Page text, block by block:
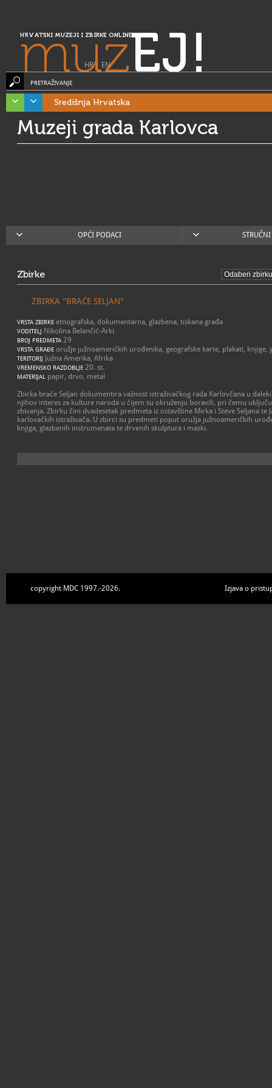
HRVATSKI MUZEJI I ZBIRKE ONLINE
muzEJ!
HR| EN
PRETRAŽIVANJE
Središnja Hrvatska
Muzeji grada Karlovca
OPĆI PODACI
Zbirke
ZBIRKA "BRAĆE SELJAN"
VRSTA ZBIRKE etnografska, dokumentarna, glazbena, tiskana građa
VODITELJ Nikolina Belančić-Arki
BROJ PREDMETA 29
VRSTA GRAĐE oružje južnoameričkih urođenika, geografske karte, plakati, knjige,
TERITORIJ Južna Amerika, Afrika
VREMENSKO RAZDOBLJE 20. st.
MATERIJAL papir, drvo, metal
Zbirka braće Seljan dokumentira važnost istraživačkog rada Karlovčana u
njihov interes za kulture naroda u čijem su okruženju boravili, pri čemu
zbivanja. Zbirku čini dvadesetak predmeta iz ostavštine Mirka i Steve Seljana te
karlovačkih istraživača. U zbirci su predmeti poput oružja južnoameričkih
knjiga, glazbenih instrumenata te drvenih skulptura i maski.
copyright MDC 1997.-2026. Izjava o